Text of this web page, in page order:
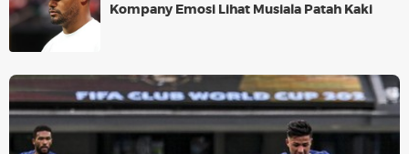
Kompany Emosi Lihat Musiala Patah Kaki